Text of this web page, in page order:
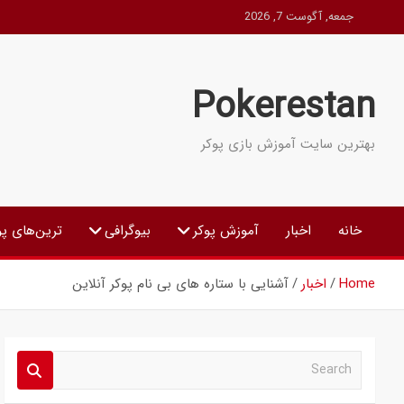
to
جمعه, آگوست 7, 2026
Pokerestan
بهترین سایت آموزش بازی پوکر
خانه اخبار آموزش پوکر بیوگرافی ترین‌های
Home اخبار آشنایی با ستاره های بی نام پوکر آنلاین